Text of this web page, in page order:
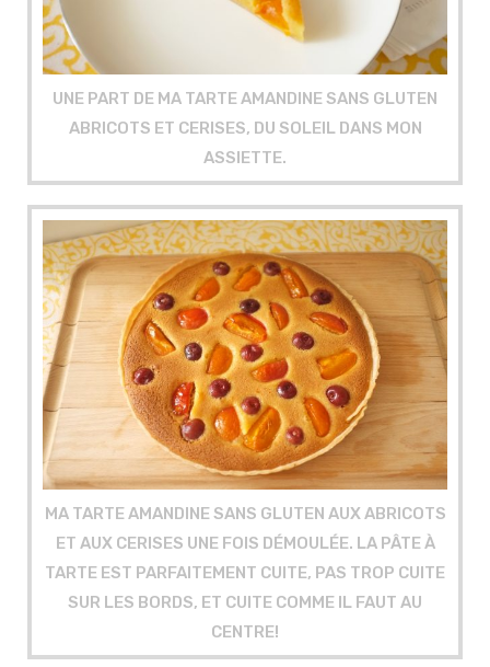
UNE PART DE MA TARTE AMANDINE SANS GLUTEN
ABRICOTS ET CERISES, DU SOLEIL DANS MON
ASSIETTE.
MA TARTE AMANDINE SANS GLUTEN AUX ABRICOTS
ET AUX CERISES UNE FOIS DÉMOULÉE. LA PÂTE À
TARTE EST PARFAITEMENT CUITE, PAS TROP CUITE
SUR LES BORDS, ET CUITE COMME IL FAUT AU
CENTRE!